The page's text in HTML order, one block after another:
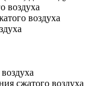
воздуха
воздуха
сжатого воздуха